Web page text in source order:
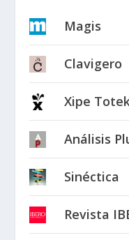
Magis
Clavigero
Xipe
Análisis
Sinéctica
Revista